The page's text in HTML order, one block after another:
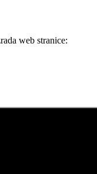
web stranice: